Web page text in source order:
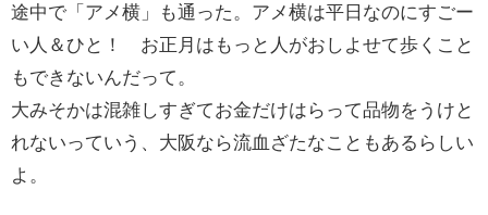
途中で「アメ横」も通った。アメ横は平日なのにすごー
い人＆ひと！ お正月はもっと人がおしよせて歩くこと
もできないんだって。
大みそかは混雑しすぎてお金だけはらって品物をうけと
れないっていう、大阪なら流血ざたなこともあるらしい
よ。